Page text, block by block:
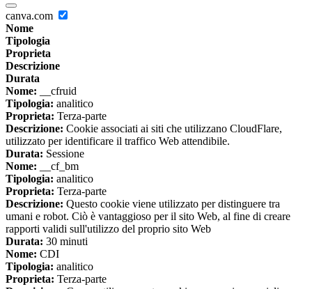
canva.com
Nome
Tipologia
Proprieta
Descrizione
Durata
Nome: __cfruid
Tipologia: analitico
Proprieta: Terza-parte
Descrizione: Cookie associati ai siti che utilizzano CloudFlare,
utilizzato per identificare il traffico Web attendibile.
Durata: Sessione
Nome: __cf_bm
Tipologia: analitico
Proprieta: Terza-parte
Descrizione: Questo cookie viene utilizzato per distinguere tra
umani e robot. Ciò è vantaggioso per il sito Web, al fine di creare
rapporti validi sull'utilizzo del proprio sito Web
Durata: 30 minuti
Nome: CDI
Tipologia: analitico
Proprieta: Terza-parte